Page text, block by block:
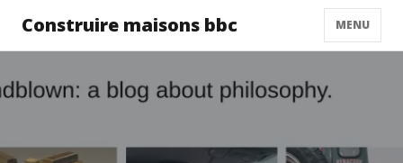
Construire maisons bbc MENU